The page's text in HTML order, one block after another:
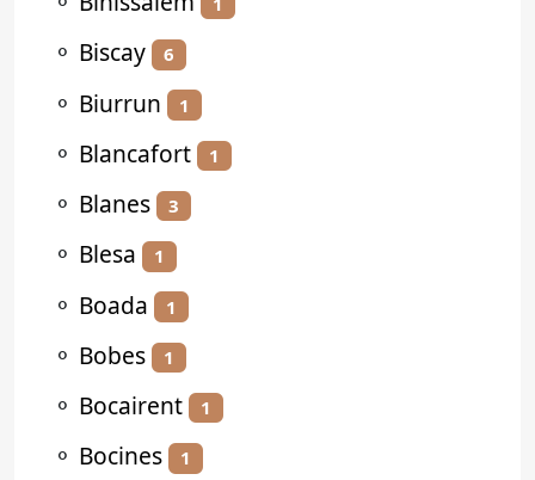
⚬ Biscay 6
⚬ Biurrun 1
⚬ Blancafort 1
⚬ Blanes 3
⚬ Blesa 1
⚬ Boada 1
⚬ Bobes 1
⚬ Bocairent 1
⚬ Bocines 1